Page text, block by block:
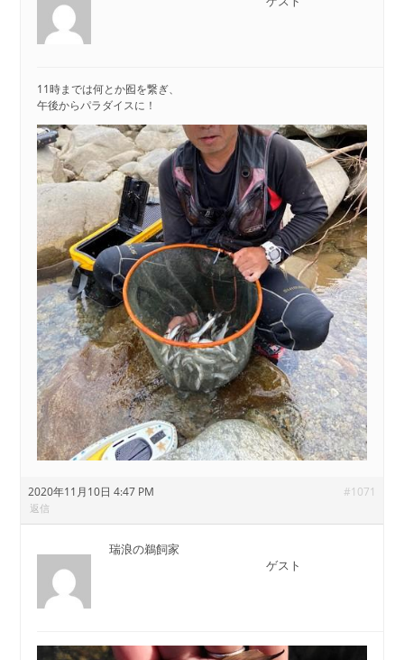
11時までは何とか囮を繋ぎ、
午後からパラダイスに！
2020年11月10日 4:47 PM #1071
返信
瑞浪の鵜飼家
ゲスト